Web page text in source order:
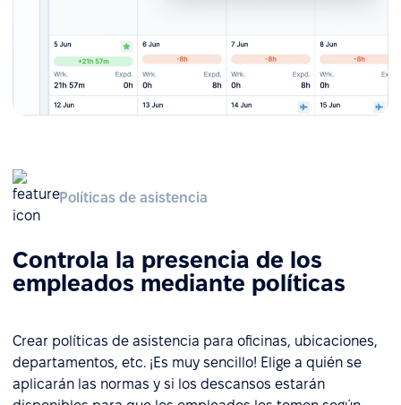
Políticas de asistencia
Controla la presencia de los
empleados mediante políticas
Crear políticas de asistencia para oficinas, ubicaciones,
departamentos, etc. ¡Es muy sencillo! Elige a quién se
aplicarán las normas y si los descansos estarán